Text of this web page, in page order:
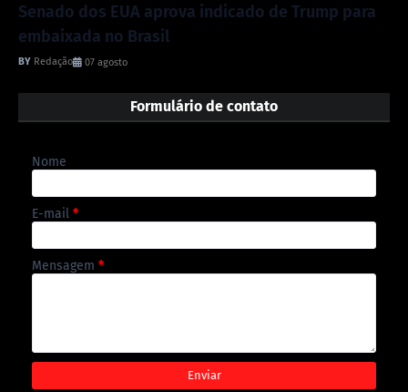
Senado dos EUA aprova indicado de Trump para
embaixada no Brasil
Redação 07 agosto
Formulário de contato
Nome
E-mail *
Mensagem *